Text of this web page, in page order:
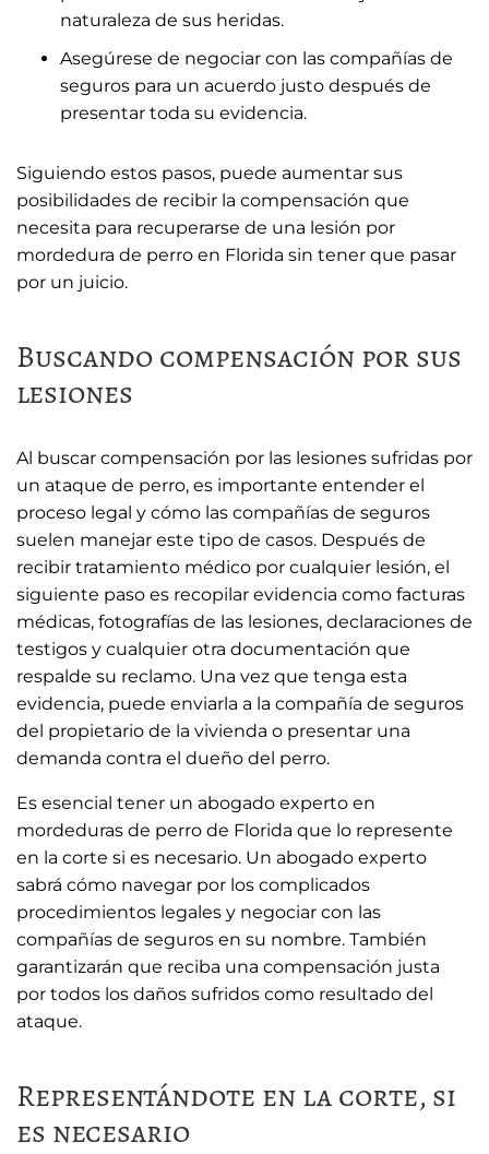
naturaleza de sus heridas.
Asegúrese de negociar con las compañías de
seguros para un acuerdo justo después de
presentar toda su evidencia.
Siguiendo estos pasos, puede aumentar sus
posibilidades de recibir la compensación que
necesita para recuperarse de una lesión por
mordedura de perro en Florida sin tener que pasar
por un juicio.
Buscando compensación por sus
lesiones
Al buscar compensación por las lesiones sufridas por
un ataque de perro, es importante entender el
proceso legal y cómo las compañías de seguros
suelen manejar este tipo de casos. Después de
recibir tratamiento médico por cualquier lesión, el
siguiente paso es recopilar evidencia como facturas
médicas, fotografías de las lesiones, declaraciones de
testigos y cualquier otra documentación que
respalde su reclamo. Una vez que tenga esta
evidencia, puede enviarla a la compañía de seguros
del propietario de la vivienda o presentar una
demanda contra el dueño del perro.
Es esencial tener un abogado experto en
mordeduras de perro de Florida que lo represente
en la corte si es necesario. Un abogado experto
sabrá cómo navegar por los complicados
procedimientos legales y negociar con las
compañías de seguros en su nombre. También
garantizarán que reciba una compensación justa
por todos los daños sufridos como resultado del
ataque.
Representándote en la corte, si
es necesario